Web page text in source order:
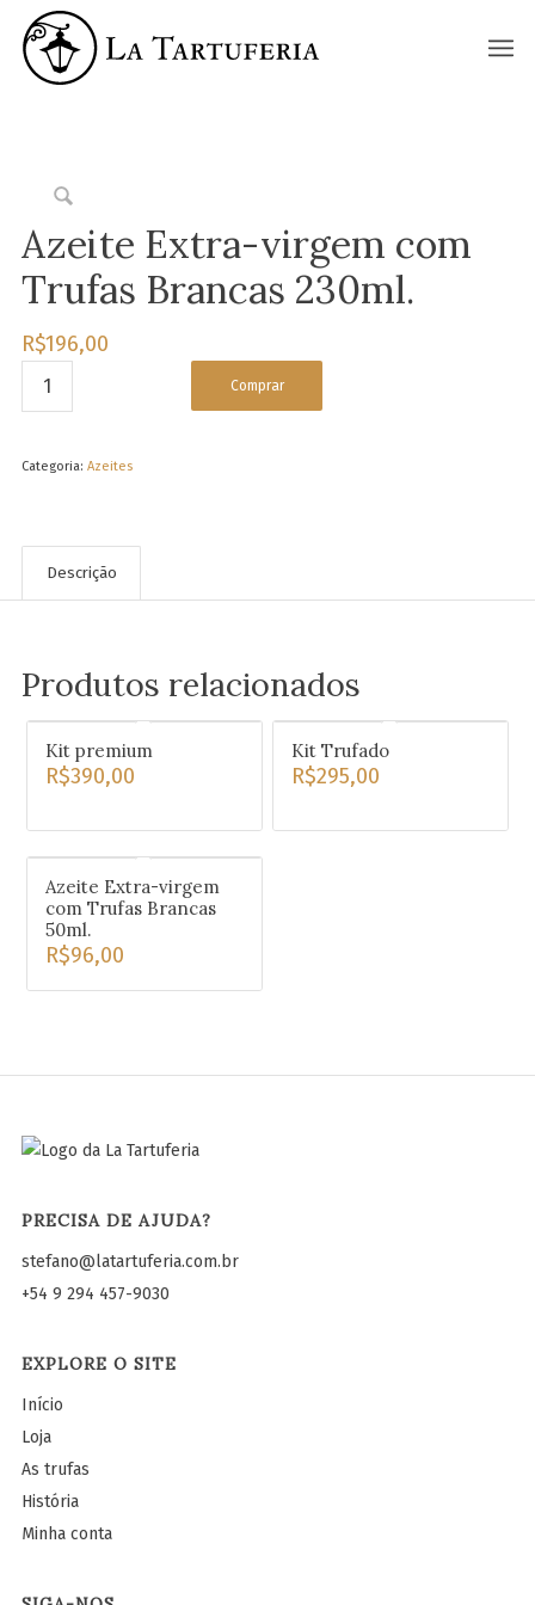
Azeite Extra-virgem com
Trufas Brancas 230ml.
R$196,00
Comprar
Categoria: Azeites
Descrição
Produtos relacionados
Kit premium
R$390,00
Kit Trufado
R$295,00
Azeite Extra-virgem
com Trufas Brancas
50ml.
R$96,00
PRECISA DE AJUDA?
stefano@latartuferia.com.br
+54 9 294 457-9030
EXPLORE O SITE
Início
Loja
As trufas
História
Minha conta